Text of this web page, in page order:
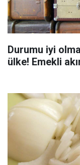
Durumu iyi
ülke! Emekli